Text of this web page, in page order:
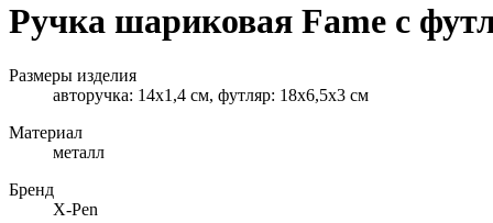
Ручка шариковая Fame с
Размеры изделия
авторучка: 14х1,4 см, футляр: 18х6,5х3 см
Материал
металл
Бренд
X-Pen